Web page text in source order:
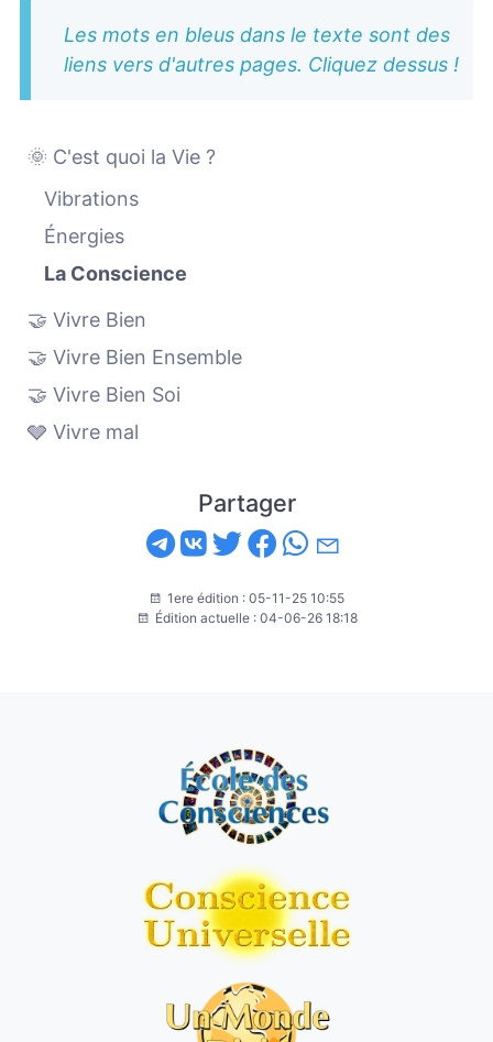
Les mots en bleus dans le texte sont des
liens vers d'autres pages. Cliquez dessus !
🌞 C'est quoi la Vie ?
Vibrations
Énergies
La Conscience
🤝 Vivre Bien
🤝 Vivre Bien Ensemble
🤝 Vivre Bien Soi
🩶 Vivre mal
Partager
1ere édition : 05-11-25 10:55
Édition actuelle : 04-06-26 18:18